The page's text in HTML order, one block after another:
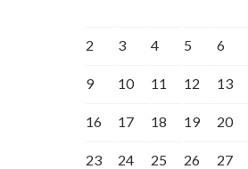
2 3 4 5 6
9 10 11 12 13
16 17 18 19 20
23 24 25 26 27